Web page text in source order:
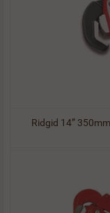
Ridgid 14”